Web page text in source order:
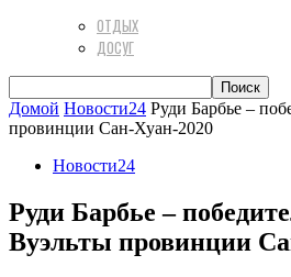
ОТДЫХ
ДОСУГ
Домой Новости24 Руди Барбье –
провинции Сан-Хуан-2020
Новости24
Руди Барбье –
Вуэльты провинции